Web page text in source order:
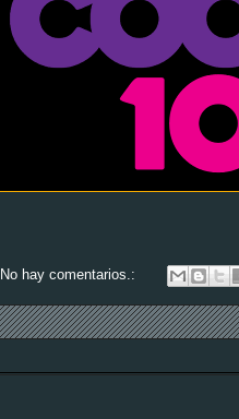
No hay comentarios.: